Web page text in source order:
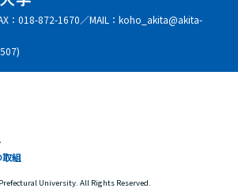
：018-872-1670／MAIL：koho_akita@akita-
組
University. All Rights Reserved.